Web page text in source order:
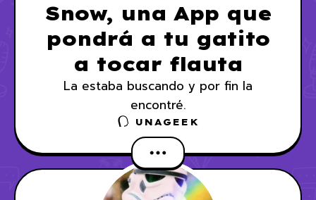
Snow, una App que
pondrá a tu gatito
a tocar flauta
La estaba buscando y por fin la
encontré.
UNAGEEK